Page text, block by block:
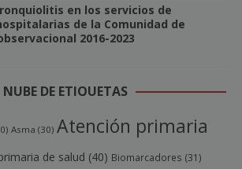
en los servicios de
de la Comunidad de
2016-2023
NUBE DE ETIQUETAS
Asma (30) Atención primaria
de salud (40) Biomarcadores (31)